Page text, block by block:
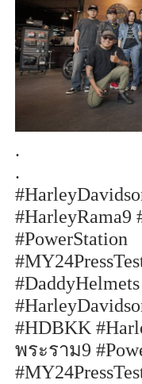
.
.
#HarleyRama9
#PowerStation
#HDBKK
พระราม9